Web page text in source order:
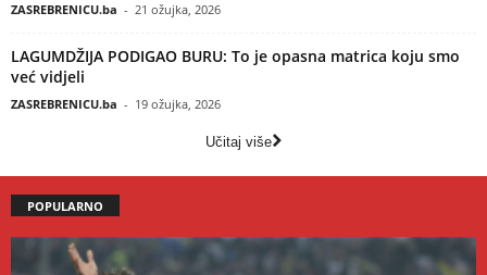
ZASREBRENICU.ba - 21 ožujka, 2026
LAGUMDŽIJA PODIGAO BURU: To je opasna matrica koju smo
već vidjeli
ZASREBRENICU.ba - 19 ožujka, 2026
Učitaj više
POPULARNO